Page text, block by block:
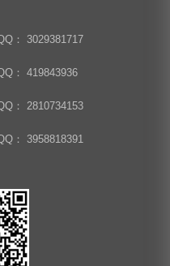
： 3029381717
： 419843936
： 2810734153
： 3958818391